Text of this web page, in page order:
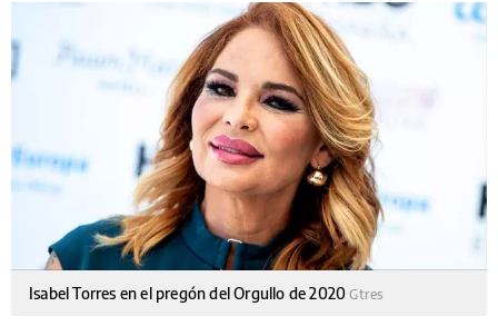
Isabel Torres en el pregón del Orgullo de 2020Gtres